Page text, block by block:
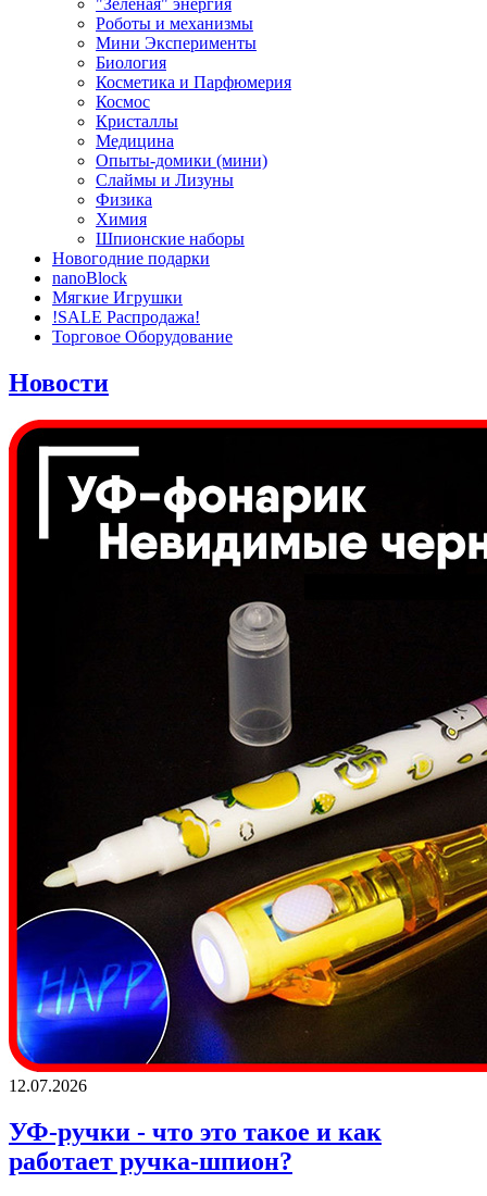
"Зеленая" энергия
Роботы и механизмы
Мини Эксперименты
Биология
Косметика и Парфюмерия
Космос
Кристаллы
Медицина
Опыты-домики (мини)
Слаймы и Лизуны
Физика
Химия
Шпионские наборы
Новогодние подарки
nanoBlock
Мягкие Игрушки
!SALE Распродажа!
Торговое Оборудование
Новости
12.07.2026
УФ-ручки - что это такое и как
работает ручка-шпион?